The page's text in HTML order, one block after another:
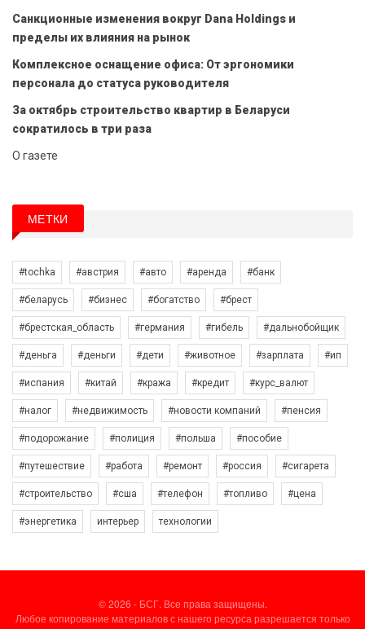
Санкционные изменения вокруг Dana Holdings и
пределы их влияния на рынок
Комплексное оснащение офиса: От эргономики
персонала до статуса руководителя
За октябрь строительство квартир в Беларуси
сократилось в три раза
О газете
МЕТКИ
#tochka #австрия #авто #аренда #банк
#беларусь #бизнес #богатство #брест
#брестская_область #германия #гибель #дальнобойщик
#деньга #деньги #дети #животное #зарплата #ип
#испания #китай #кража #кредит #курс_валют
#налог #недвижимость #новости компаний #пенсия
#подорожание #полиция #польша #пособие
#путешествие #работа #ремонт #россия #сигарета
#строительство #сша #телефон #топливо #цена
#энергетика интерьер технологии
© 2026 - БСГ. Все права защищены.
Любое копирование материалов с нашего ресурса разрешается только